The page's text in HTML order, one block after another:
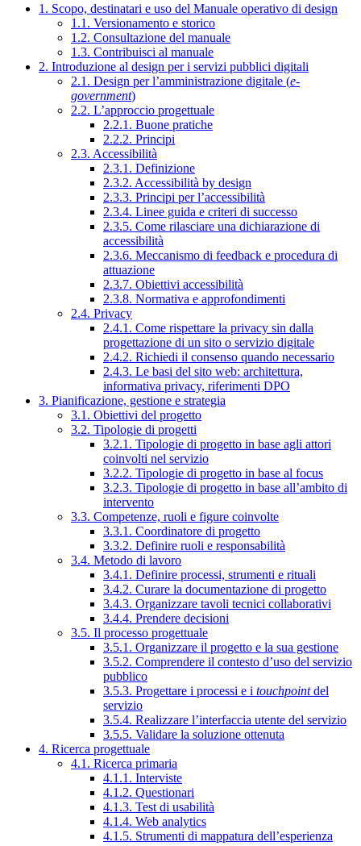
1. Scopo, destinatari e uso del Manuale operativo di design
1.1. Versionamento e storico
1.2. Consultazione del manuale
1.3. Contribuisci al manuale
2. Introduzione al design per i servizi pubblici digitali
2.1. Design per l’amministrazione digitale (e-
government)
2.2. L’approccio progettuale
2.2.1. Buone pratiche
2.2.2. Principi
2.3. Accessibilità
2.3.1. Definizione
2.3.2. Accessibilità by design
2.3.3. Principi per l’accessibilità
2.3.4. Linee guida e criteri di successo
2.3.5. Come rilasciare una dichiarazione di
accessibilità
2.3.6. Meccanismo di feedback e procedura di
attuazione
2.3.7. Obiettivi accessibilità
2.3.8. Normativa e approfondimenti
2.4. Privacy
2.4.1. Come rispettare la privacy sin dalla
progettazione di un sito o servizio digitale
2.4.2. Richiedi il consenso quando necessario
2.4.3. Le basi del sito web: architettura,
informativa privacy, riferimenti DPO
3. Pianificazione, gestione e strategia
3.1. Obiettivi del progetto
3.2. Tipologie di progetti
3.2.1. Tipologie di progetto in base agli attori
coinvolti nel servizio
3.2.2. Tipologie di progetto in base al focus
3.2.3. Tipologie di progetto in base all’ambito di
intervento
3.3. Competenze, ruoli e figure coinvolte
3.3.1. Coordinatore di progetto
3.3.2. Definire ruoli e responsabilità
3.4. Metodo di lavoro
3.4.1. Definire processi, strumenti e rituali
3.4.2. Curare la documentazione di progetto
3.4.3. Organizzare tavoli tecnici collaborativi
3.4.4. Prendere decisioni
3.5. Il processo progettuale
3.5.1. Organizzare il progetto e la sua gestione
3.5.2. Comprendere il contesto d’uso del servizio
pubblico
3.5.3. Progettare i processi e i touchpointdel
servizio
3.5.4. Realizzare l’interfaccia utente del servizio
3.5.5. Validare la soluzione ottenuta
4. Ricerca progettuale
4.1. Ricerca primaria
4.1.1. Interviste
4.1.2. Questionari
4.1.3. Test di usabilità
4.1.4. Web analytics
4.1.5. Strumenti di mappatura dell’esperienza